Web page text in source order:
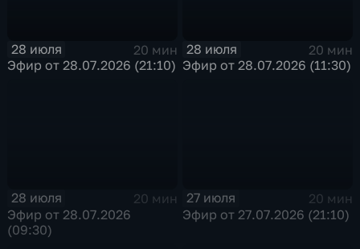
28 июля
20 мин
Эфир от 28.07.2026 (21:10)
28 июля
20 мин
Эфир от 28.07.2026 (11:30)
28 июля
20 мин
Эфир от 28.07.2026
(09:30)
27 июля
20 мин
Эфир от 27.07.2026 (21:10)